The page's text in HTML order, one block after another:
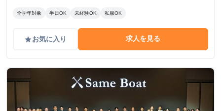
全学年対象 半日OK 未経験OK 私服OK
gradeお気に入り 求人を見る